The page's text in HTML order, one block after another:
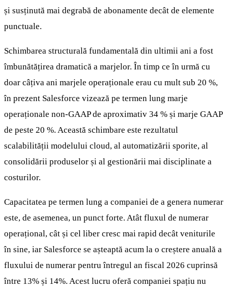
și susținută mai degrabă de abonamente decât de elemente
punctuale.
Schimbarea structurală fundamentală din ultimii ani a fost
îmbunătățirea dramatică a marjelor. În timp ce în urmă cu
doar câțiva ani marjele operaționale erau cu mult sub 20 %,
în prezent Salesforce vizează pe termen lung marje
operaționale non-GAAP de aproximativ 34 % și marje GAAP
de peste 20 %. Această schimbare este rezultatul
scalabilității modelului cloud, al automatizării sporite, al
consolidării produselor și al gestionării mai disciplinate a
costurilor.
Capacitatea pe termen lung a companiei de a genera numerar
este, de asemenea, un punct forte. Atât fluxul de numerar
operațional, cât și cel liber cresc mai rapid decât veniturile
în sine, iar Salesforce se așteaptă acum la o creștere anuală a
fluxului de numerar pentru întregul an fiscal 2026 cuprinsă
între 13% și 14%. Acest lucru oferă companiei spațiu nu